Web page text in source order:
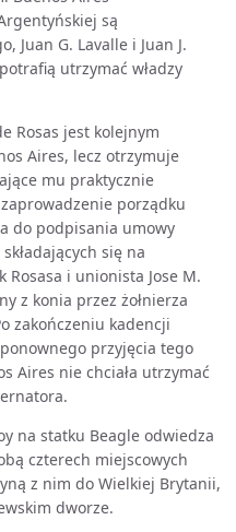
są
Juan G. Lavalle i Juan J.
utrzymać władzy
Rosas jest kolejnym
Aires, lecz otrzymuje
mu praktycznie
porządku
do podpisania umowy
się na
Rosasa i unionista Jose M.
z konia przez żołnierza
zakończeniu kadencji
przyjęcia tego
Aires nie chciała utrzymać
na statku Beagle odwiedza
czterech miejscowych
z nim do Wielkiej Brytanii,
dworze.